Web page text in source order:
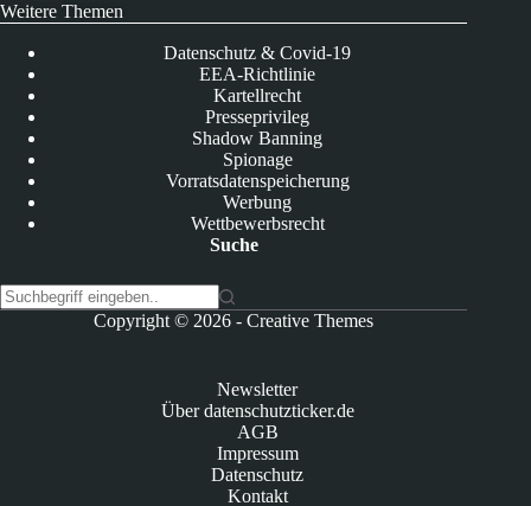
Weitere Themen
Datenschutz & Covid-19
EEA-Richtlinie
Kartellrecht
Presseprivileg
Shadow Banning
Spionage
Vorratsdatenspeicherung
Werbung
Wettbewerbsrecht
Suche
Copyright © 2026 -Creative Themes
Newsletter
Über datenschutzticker.de
AGB
Impressum
Datenschutz
Kontakt